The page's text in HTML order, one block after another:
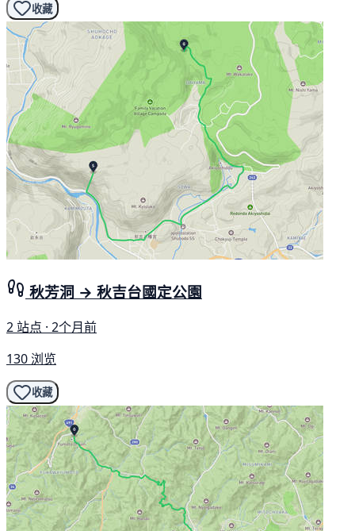
收藏
秋芳洞 → 秋吉台國定公園
2 站点 · 2个月前
130 浏览
收藏